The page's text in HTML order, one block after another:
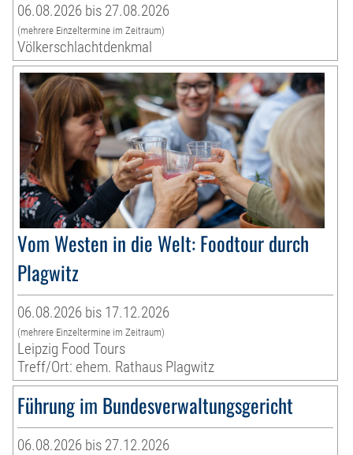
06.08.2026 bis 27.08.2026
(mehrere Einzeltermine im Zeitraum)
Völkerschlachtdenkmal
Vom Westen in die Welt: Foodtour durch
Plagwitz
06.08.2026 bis 17.12.2026
(mehrere Einzeltermine im Zeitraum)
Leipzig Food Tours
Treff/Ort: ehem. Rathaus Plagwitz
Führung im Bundesverwaltungsgericht
06.08.2026 bis 27.12.2026